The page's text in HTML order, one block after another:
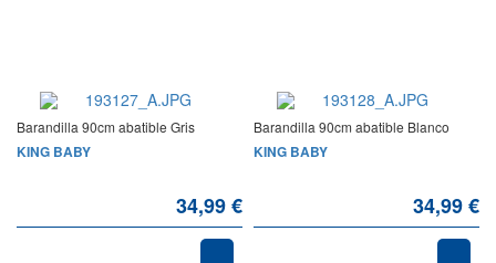
Barandilla 90cm abatible Gris
KING BABY
34,99 €
Barandilla 90cm abatible Blanco
KING BABY
34,99 €